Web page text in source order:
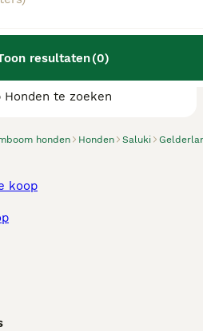
resultaten(0)
honden Honden Saluki
fokkers, Eibergen
Honden te zoeken
koop